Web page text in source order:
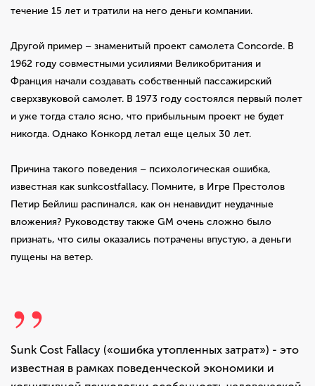
течение 15 лет и тратили на него деньги компании.
Другой пример – знаменитый проект самолета Concorde. В
1962 году совместными усилиями Великобритания и
Франция начали создавать собственный пассажирский
сверхзвуковой самолет. В 1973 году состоялся первый полет
и уже тогда стало ясно, что прибыльным проект не будет
никогда. Однако Конкорд летал еще целых 30 лет.
Причина такого поведения – психологическая ошибка,
известная как sunkcostfallacy. Помните, в Игре Престолов
Петир Бейлиш распинался, как он ненавидит неудачные
вложения? Руководству также GM очень сложно было
признать, что силы оказались потрачены впустую, а деньги
пущены на ветер.
Sunk Cost Fallacy («ошибка утопленных затрат») - это
известная в рамках поведенческой экономики и